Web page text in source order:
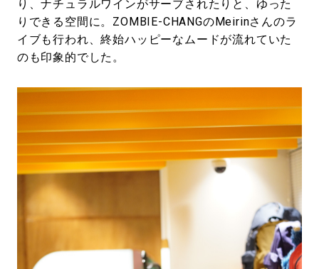
り、ナチュラルワインがサーブされたりと、ゆった
りできる空間に。ZOMBIE-CHANGのMeirinさんのラ
イブも行われ、終始ハッピーなムードが流れていた
のも印象的でした。